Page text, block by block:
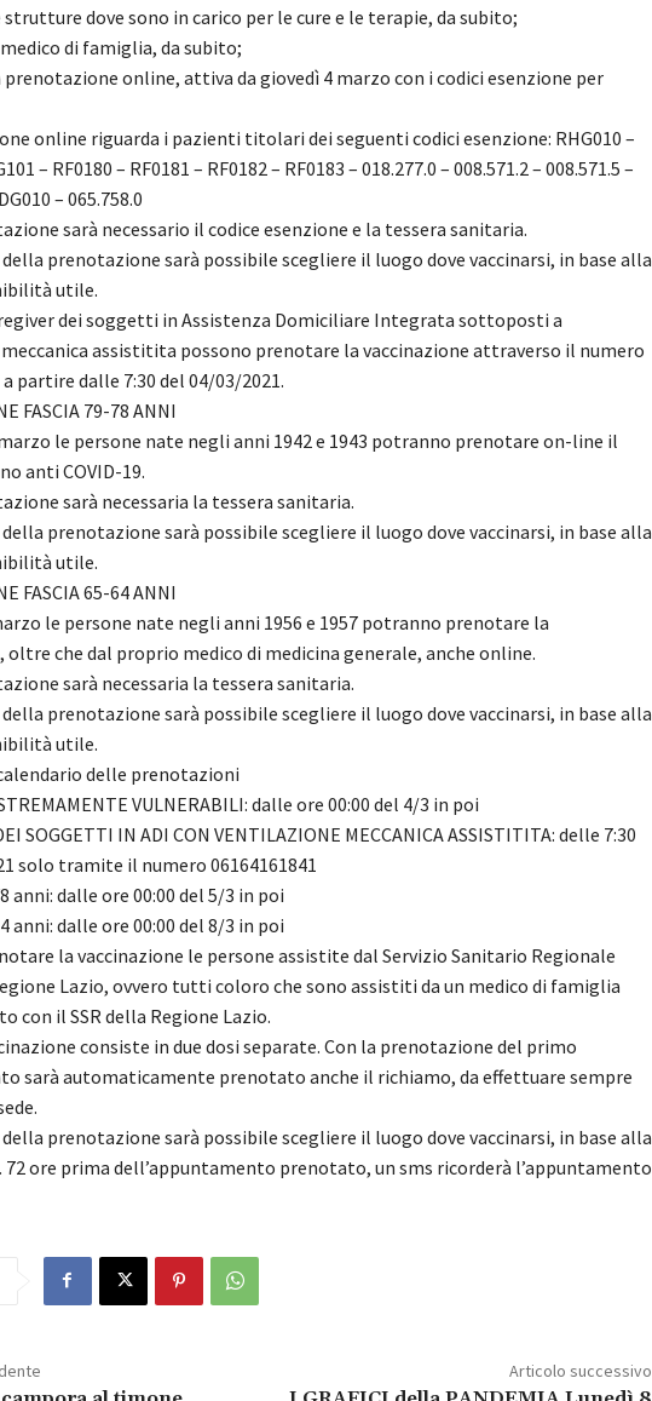
dove sono in carico per le cure e le terapie, da subito;
di famiglia, da subito;
online, attiva da giovedì 4 marzo con i codici esenzione per
online riguarda i pazienti titolari dei seguenti codici esenzione: RHG010 –
– RF0180 – RF0181 – RF0182 – RF0183 – 018.277.0 – 008.571.2 – 008.571.5 –
– 065.758.0
sarà necessario il codice esenzione e la tessera sanitaria.
prenotazione sarà possibile scegliere il luogo dove vaccinarsi, in base alla
utile.
dei soggetti in Assistenza Domiciliare Integrata sottoposti a
assistitita possono prenotare la vaccinazione attraverso il numero
a partire dalle 7:30 del 04/03/2021.
FASCIA 79-78 ANNI
le persone nate negli anni 1942 e 1943 potranno prenotare on-line il
anti COVID-19.
sarà necessaria la tessera sanitaria.
prenotazione sarà possibile scegliere il luogo dove vaccinarsi, in base alla
utile.
FASCIA 65-64 ANNI
le persone nate negli anni 1956 e 1957 potranno prenotare la
oltre che dal proprio medico di medicina generale, anche online.
sarà necessaria la tessera sanitaria.
prenotazione sarà possibile scegliere il luogo dove vaccinarsi, in base alla
utile.
delle prenotazioni
VULNERABILI: dalle ore 00:00 del 4/3 in poi
SOGGETTI IN ADI CON VENTILAZIONE MECCANICA ASSISTITITA: delle 7:30
solo tramite il numero 06164161841
anni: dalle ore 00:00 del 5/3 in poi
anni: dalle ore 00:00 del 8/3 in poi
la vaccinazione le persone assistite dal Servizio Sanitario Regionale
Lazio, ovvero tutti coloro che sono assistiti da un medico di famiglia
con il SSR della Regione Lazio.
consiste in due dosi separate. Con la prenotazione del primo
sarà automaticamente prenotato anche il richiamo, da effettuare sempre
prenotazione sarà possibile scegliere il luogo dove vaccinarsi, in base alla
ore prima dell’appuntamento prenotato, un sms ricorderà l’appuntamento
Articolo successivo